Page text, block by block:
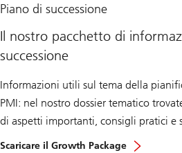
Piano di successione
Il nostro pacchetto di
successione
Informazioni utili sul tema della
PMI: nel nostro dossier tematico
di aspetti importanti, consigli pratici e
Scaricare il Growth Package